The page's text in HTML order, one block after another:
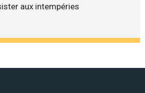
aux intempéries